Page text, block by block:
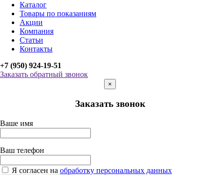
Каталог
Товары по показаниям
Акции
Компания
Статьи
Контакты
+7 (950) 924-19-51
Заказать обратный звонок
×
Заказать звонок
Ваше имя
Ваш телефон
Я согласен на обработку персональных данных